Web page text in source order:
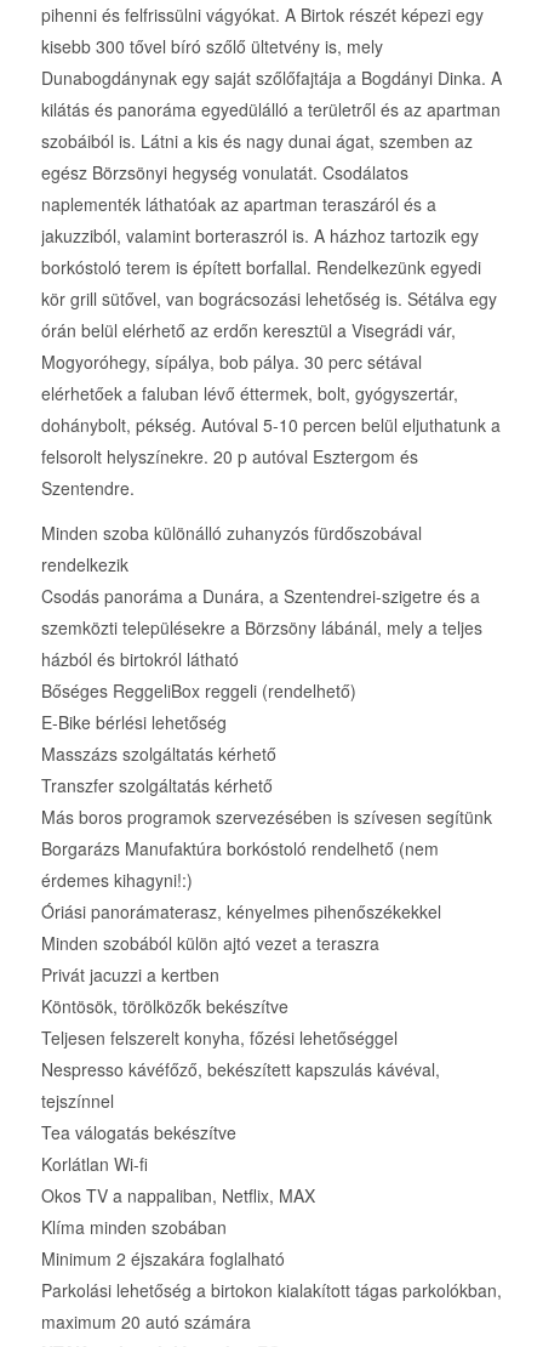
pihenni és felfrissülni vágyókat. A Birtok részét képezi egy
kisebb 300 tővel bíró szőlő ültetvény is, mely
Dunabogdánynak egy saját szőlőfajtája a Bogdányi Dinka. A
kilátás és panoráma egyedülálló a területről és az apartman
szobáiból is. Látni a kis és nagy dunai ágat, szemben az
egész Börzsönyi hegység vonulatát. Csodálatos
naplementék láthatóak az apartman teraszáról és a
jakuzziból, valamint borteraszról is. A házhoz tartozik egy
borkóstoló terem is épített borfallal. Rendelkezünk egyedi
kör grill sütővel, van bográcsozási lehetőség is. Sétálva egy
órán belül elérhető az erdőn keresztül a Visegrádi vár,
Mogyoróhegy, sípálya, bob pálya. 30 perc sétával
elérhetőek a faluban lévő éttermek, bolt, gyógyszertár,
dohánybolt, pékség. Autóval 5-10 percen belül eljuthatunk a
felsorolt helyszínekre. 20 p autóval Esztergom és
Szentendre.
Minden szoba különálló zuhanyzós fürdőszobával
rendelkezik
Csodás panoráma a Dunára, a Szentendrei-szigetre és a
szemközti településekre a Börzsöny lábánál, mely a teljes
házból és birtokról látható
Bőséges ReggeliBox reggeli (rendelhető)
E-Bike bérlési lehetőség
Masszázs szolgáltatás kérhető
Transzfer szolgáltatás kérhető
Más boros programok szervezésében is szívesen segítünk
Borgarázs Manufaktúra borkóstoló rendelhető (nem
érdemes kihagyni!:)
Óriási panorámaterasz, kényelmes pihenőszékekkel
Minden szobából külön ajtó vezet a teraszra
Privát jacuzzi a kertben
Köntösök, törölközők bekészítve
Teljesen felszerelt konyha, főzési lehetőséggel
Nespresso kávéfőző, bekészített kapszulás kávéval,
tejszínnel
Tea válogatás bekészítve
Korlátlan Wi-fi
Okos TV a nappaliban, Netflix, MAX
Klíma minden szobában
Minimum 2 éjszakára foglalható
Parkolási lehetőség a birtokon kialakított tágas parkolókban,
maximum 20 autó számára